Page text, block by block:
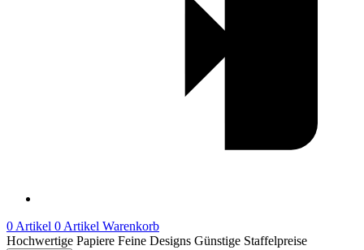
0 Artikel 0 Artikel Warenkorb
Hochwertige Papiere Feine Designs Günstige Staffelpreise